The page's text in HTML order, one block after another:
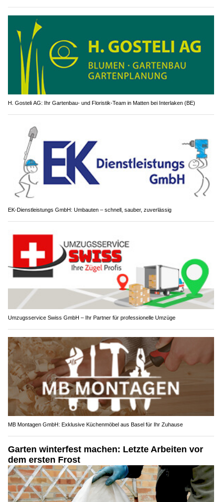
H. Gosteli AG: Ihr Gartenbau- und Floristik-Team in Matten bei Interlaken (BE)
EK-Dienstleistungs GmbH: Umbauten – schnell, sauber, zuverlässig
Umzugsservice Swiss GmbH – Ihr Partner für professionelle Umzüge
MB Montagen GmbH: Exklusive Küchenmöbel aus Basel für Ihr Zuhause
Garten winterfest machen: Letzte Arbeiten vor
dem ersten Frost